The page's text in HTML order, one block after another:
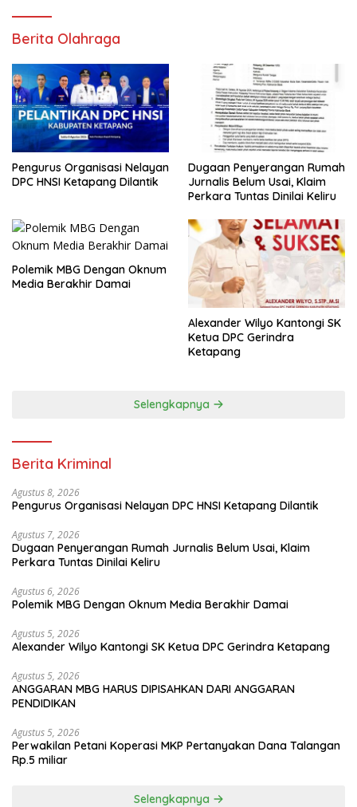
Berita Olahraga
Pengurus Organisasi Nelayan
DPC HNSI Ketapang Dilantik
Dugaan Penyerangan Rumah
Jurnalis Belum Usai, Klaim
Perkara Tuntas Dinilai Keliru
Polemik MBG Dengan Oknum
Media Berakhir Damai
Alexander Wilyo Kantongi SK
Ketua DPC Gerindra
Ketapang
Selengkapnya
Berita Kriminal
Agustus 8, 2026
Pengurus Organisasi Nelayan DPC HNSI Ketapang Dilantik
Agustus 7, 2026
Dugaan Penyerangan Rumah Jurnalis Belum Usai, Klaim
Perkara Tuntas Dinilai Keliru
Agustus 6, 2026
Polemik MBG Dengan Oknum Media Berakhir Damai
Agustus 5, 2026
Alexander Wilyo Kantongi SK Ketua DPC Gerindra Ketapang
Agustus 5, 2026
ANGGARAN MBG HARUS DIPISAHKAN DARI ANGGARAN
PENDIDIKAN
Agustus 5, 2026
Perwakilan Petani Koperasi MKP Pertanyakan Dana Talangan
Rp.5 miliar
Selengkapnya